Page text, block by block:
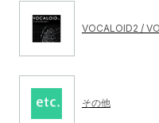
VOCALOID2 /
その他